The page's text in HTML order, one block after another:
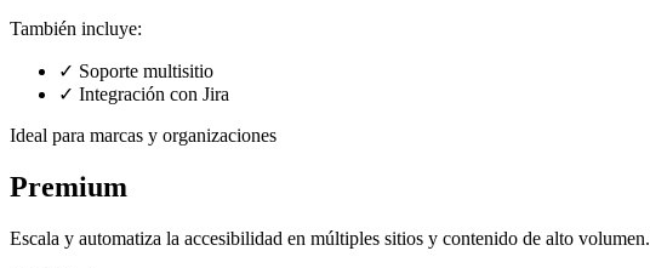
También incluye:
✓ Soporte multisitio
✓ Integración con Jira
Ideal para marcas y organizaciones
Premium
Escala y automatiza la accesibilidad en múltiples sitios y contenido de alto volumen.